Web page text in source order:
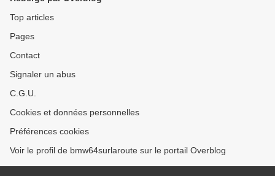
Top articles
Pages
Contact
Signaler un abus
C.G.U.
Cookies et données personnelles
Préférences cookies
Voir le profil de bmw64surlaroute sur le portail Overblog